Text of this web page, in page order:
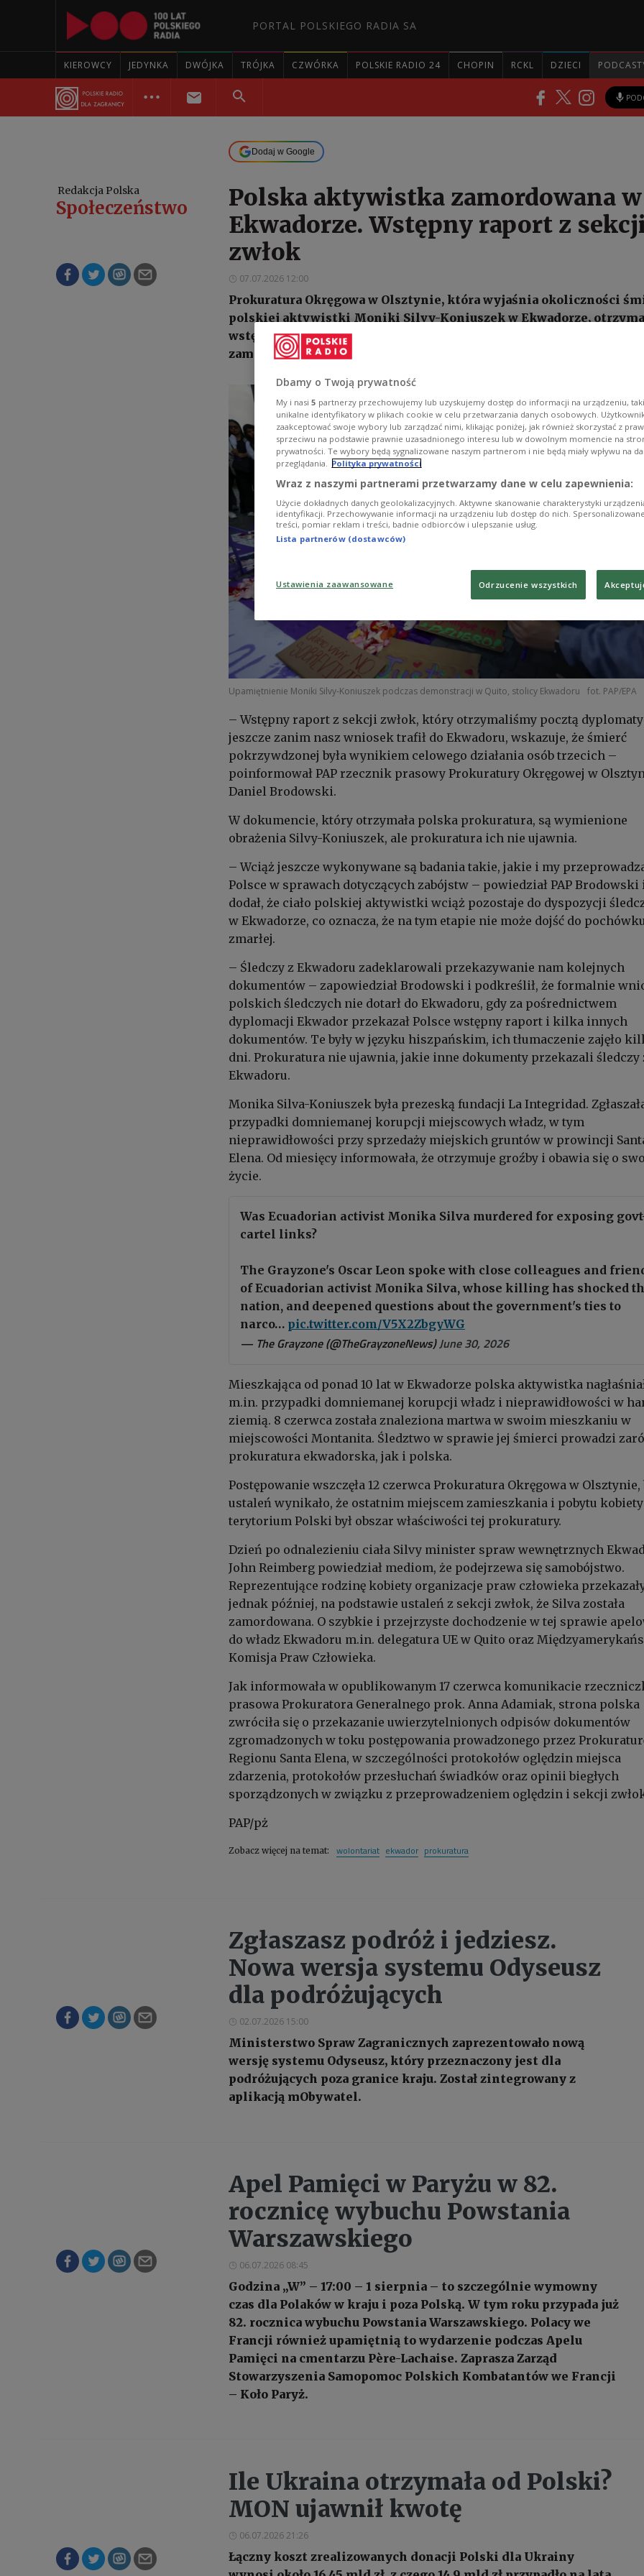
PORTAL POLSKIEGO RADIA SA
KIEROWCY JEDYNKA DWÓJKA TRÓJKA CZWÓRKA POLSKIE RADIO 24 CHOPIN RCKL DZIECI
Dodaj w Google
Redakcja Polska
Społeczeństwo
Polska aktywistka zamordowana w
Ekwadorze. Wstępny raport z
zwłok
07.07.2026 12:00
Prokuratura Okręgowa w Olsztynie, która wyjaśnia okoliczności
polskiej aktywistki Moniki Silvy-Koniuszek w Ekwadorze,
wstępny raport z sekcji zwłok. Wynika z niego, że kobieta została
zamordowana.
Upamiętnienie Moniki Silvy-Koniuszek podczas demonstracji w Quito, stolicy Ekwadoru fot. PAP/EPA
– Wstępny raport z sekcji zwłok, który otrzymaliśmy pocztą
jeszcze zanim nasz wniosek trafił do Ekwadoru, wskazuje, że śmierć
pokrzywdzonej była wynikiem celowego działania osób trzecich –
poinformował PAP rzecznik prasowy Prokuratury Okręgowej w
Daniel Brodowski.
W dokumencie, który otrzymała polska prokuratura, są wymienione
obrażenia Silvy-Koniuszek, ale prokuratura ich nie ujawnia.
– Wciąż jeszcze wykonywane są badania takie, jakie i my
Polsce w sprawach dotyczących zabójstw – powiedział PAP Brodowski i
dodał, że ciało polskiej aktywistki wciąż pozostaje do dyspozycji
w Ekwadorze, co oznacza, że na tym etapie nie może dojść do pochówku
zmarłej.
– Śledczy z Ekwadoru zadeklarowali przekazywanie nam kolejnych
dokumentów – zapowiedział Brodowski i podkreślił, że formalnie
polskich śledczych nie dotarł do Ekwadoru, gdy za pośrednictwem
dyplomacji Ekwador przekazał Polsce wstępny raport i kilka innych
dokumentów. Te były w języku hiszpańskim, ich tłumaczenie zajęło
dni. Prokuratura nie ujawnia, jakie inne dokumenty przekazali śledczy
Ekwadoru.
Monika Silva-Koniuszek była prezeską fundacji La Integridad.
przypadki domniemanej korupcji miejscowych władz, w tym
nieprawidłowości przy sprzedaży miejskich gruntów w prowincji
Elena. Od miesięcy informowała, że otrzymuje groźby i obawia się o
życie.
Was Ecuadorian activist Monika Silva murdered for exposing
cartel links?
The Grayzone's Oscar Leon spoke with close colleagues and
of Ecuadorian activist Monika Silva, whose killing has shocked
nation, and deepened questions about the government's ties to
narco… pic.twitter.com/V5X2ZbgyWG
— The Grayzone (@TheGrayzoneNews)June 30, 2026
Mieszkająca od ponad 10 lat w Ekwadorze polska aktywistka
m.in. przypadki domniemanej korupcji władz i nieprawidłowości w
ziemią. 8 czerwca została znaleziona martwa w swoim mieszkaniu w
miejscowości Montanita. Śledztwo w sprawie jej śmierci prowadzi
prokuratura ekwadorska, jak i polska.
Postępowanie wszczęła 12 czerwca Prokuratura Okręgowa w Olsztynie,
ustaleń wynikało, że ostatnim miejscem zamieszkania i pobytu
terytorium Polski był obszar właściwości tej prokuratury.
Dzień po odnalezieniu ciała Silvy minister spraw wewnętrznych
John Reimberg powiedział mediom, że podejrzewa się samobójstwo.
Reprezentujące rodzinę kobiety organizacje praw człowieka
jednak później, na podstawie ustaleń z sekcji zwłok, że Silva została
zamordowana. O szybkie i przejrzyste dochodzenie w tej sprawie
do władz Ekwadoru m.in. delegatura UE w Quito oraz
Komisja Praw Człowieka.
Jak informowała w opublikowanym 17 czerwca komunikacie
prasowa Prokuratora Generalnego prok. Anna Adamiak, strona polska
zwróciła się o przekazanie uwierzytelnionych odpisów dokumentów
zgromadzonych w toku postępowania prowadzonego przez
Regionu Santa Elena, w szczególności protokołów oględzin miejsca
zdarzenia, protokołów przesłuchań świadków oraz opinii biegłych
sporządzonych w związku z przeprowadzeniem oględzin i sekcji
PAP/pż
Zobacz więcej na temat: wolontariat ekwador prokuratura
Zgłaszasz podróż i jedziesz.
Nowa wersja systemu Odyseusz
dla podróżujących
02.07.2026 15:00
Ministerstwo Spraw Zagranicznych zaprezentowało nową
wersję systemu Odyseusz, który przeznaczony jest dla
podróżujących poza granice kraju. Został zintegrowany z
aplikacją mObywatel.
Apel Pamięci w Paryżu w 82.
rocznicę wybuchu Powstania
Warszawskiego
06.07.2026 08:45
Godzina „W” – 17:00 – 1 sierpnia – to szczególnie wymowny
czas dla Polaków w kraju i poza Polską. W tym roku przypada już
82. rocznica wybuchu Powstania Warszawskiego. Polacy we
Francji również upamiętnią to wydarzenie podczas Apelu
Pamięci na cmentarzu Père-Lachaise. Zaprasza Zarząd
Stowarzyszenia Samopomoc Polskich Kombatantów we Francji
– Koło Paryż.
Ile Ukraina otrzymała od Polski?
MON ujawnił kwotę
06.07.2026 21:26
Łączny koszt zrealizowanych donacji Polski dla Ukrainy
Dbamy o Twoją prywatność
My i nasi 5 partnerzy przechowujemy lub uzyskujemy dostęp do informacji na urządzeniu,
unikalne identyfikatory w plikach cookie w celu przetwarzania danych osobowych.
zaakceptować swoje wybory lub zarządzać nimi, klikając poniżej, jak również skorzystać z
sprzeciwu na podstawie prawnie uzasadnionego interesu lub w dowolnym momencie na
prywatności. Te wybory będą sygnalizowane naszym partnerom i nie będą miały wpływu na
przeglądania. Polityka prywatności
Wraz z naszymi partnerami przetwarzamy dane w celu zapewnienia:
Użycie dokładnych danych geolokalizacyjnych. Aktywne skanowanie charakterystyki
identyfikacji. Przechowywanie informacji na urządzeniu lub dostęp do nich.
treści, pomiar reklam i treści, badnie odbiorców i ulepszanie usług.
Lista partnerów (dostawców)
Ustawienia zaawansowane Odrzucenie wszystkich